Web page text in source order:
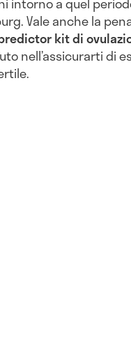
Vale anche la
kit di
nell’assicurarti di